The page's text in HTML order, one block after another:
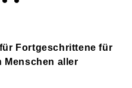
Fortgeschrittene für
Menschen aller